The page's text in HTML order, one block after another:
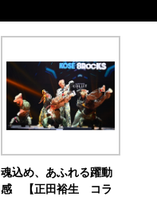
魂込め、あふれる躍動
感 【正田裕生 コラ